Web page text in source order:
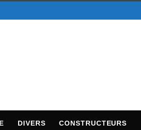
DIVERS CONSTRUCTEURS